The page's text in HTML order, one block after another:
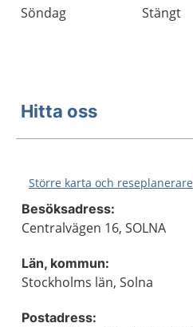
Söndag Stängt
Hitta oss
Större karta och reseplanerare
Besöksadress:
Centralvägen 16, SOLNA
Län, kommun:
Stockholms län, Solna
Postadress: